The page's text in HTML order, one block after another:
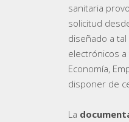
sanitaria
solicitud
diseñado a
electrónicos
Economía,
disponer de
La